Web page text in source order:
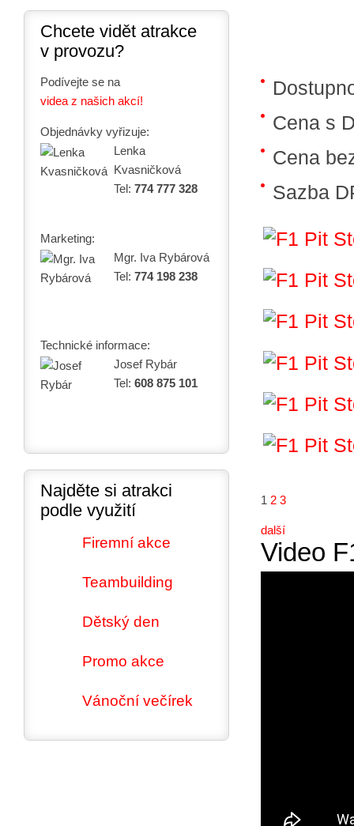
Cena s
Cena
Sazba
1 2 3
další
Video
Chcete vidět atrakce
v provozu?
Podívejte se na
videa z našich akcí!
Objednávky vyřizuje:
Lenka
Kvasničková
Tel: 774 777 328
Marketing:
Mgr. Iva Rybárová
Tel: 774 198 238
Technické informace:
Josef Rybár
Tel: 608 875 101
Najděte si atrakci
podle využití
Firemní akce
Teambuilding
Dětský den
Promo akce
Vánoční večírek